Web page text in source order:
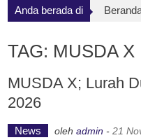
Anda berada di
TAG: MUSDA X
MUSDA X; Lurah
2026
News oleh admin - 21